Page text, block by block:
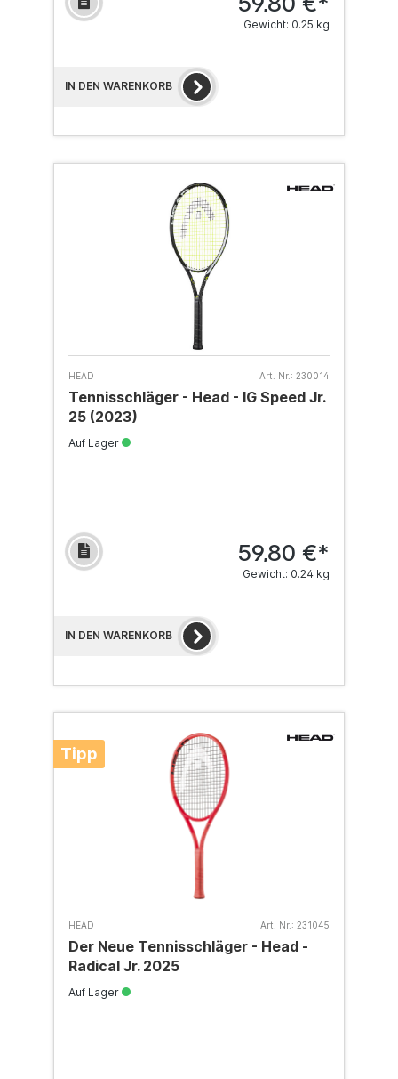
Gewicht: 0.25 kg
IN DEN WARENKORB
HEAD Art. Nr.: 230014
Tennisschläger - Head - IG Speed Jr.
25 (2023)
Auf Lager
59,80 €*
Gewicht: 0.24 kg
IN DEN WARENKORB
Tipp
HEAD Art. Nr.: 231045
Der Neue Tennisschläger - Head -
Radical Jr. 2025
Auf Lager